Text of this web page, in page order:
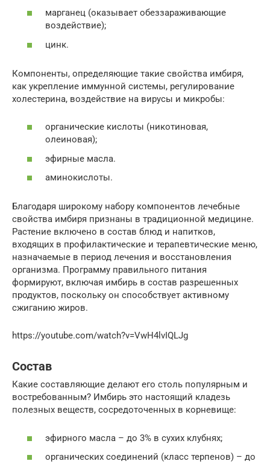
марганец (оказывает обеззараживающие
воздействие);
цинк.
Компоненты, определяющие такие свойства имбиря,
как укрепление иммунной системы, регулирование
холестерина, воздействие на вирусы и микробы:
органические кислоты (никотиновая,
олеиновая);
эфирные масла.
аминокислоты.
Благодаря широкому набору компонентов лечебные
свойства имбиря признаны в традиционной медицине.
Растение включено в состав блюд и напитков,
входящих в профилактические и терапевтические меню,
назначаемые в период лечения и восстановления
организма. Программу правильного питания
формируют, включая имбирь в состав разрешенных
продуктов, поскольку он способствует активному
сжиганию жиров.
https://youtube.com/watch?v=VwH4lvIQLJg
Состав
Какие составляющие делают его столь популярным и
востребованным? Имбирь это настоящий кладезь
полезных веществ, сосредоточенных в корневище:
эфирного масла – до 3% в сухих клубнях;
органических соединений (класс терпенов) – до